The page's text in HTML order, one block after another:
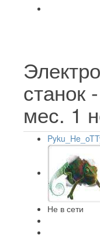
станок
мес. 1
Не в сети